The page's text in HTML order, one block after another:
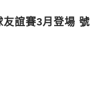
友誼賽3月登場 號